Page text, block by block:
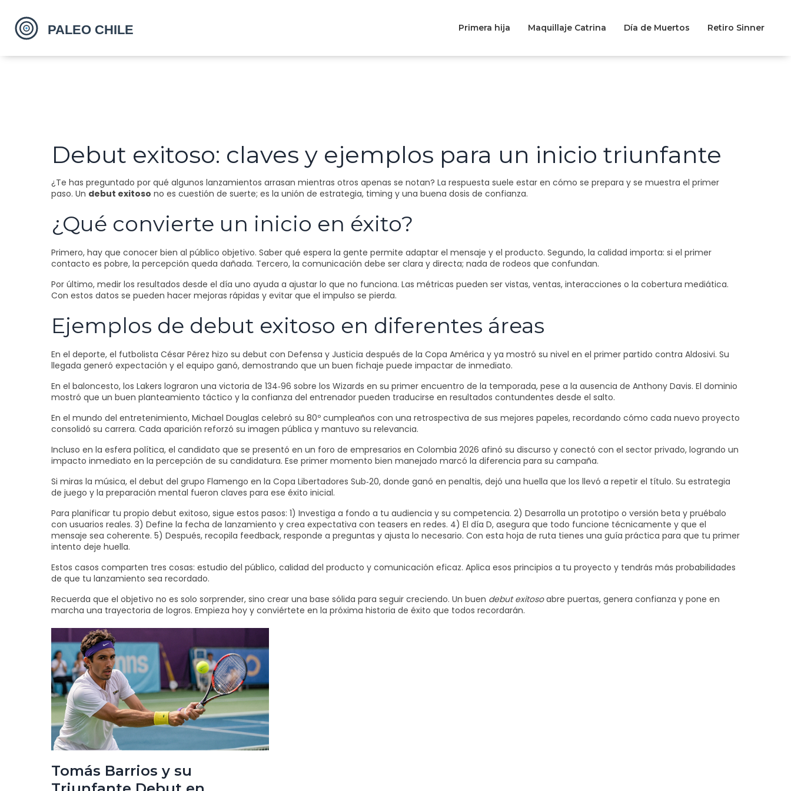
Primera hija Maquillaje Catrina Día de Muertos Retiro Sinner
Debut exitoso: claves y ejemplos para un inicio triunfante
¿Te has preguntado por qué algunos lanzamientos arrasan mientras otros apenas se notan? La respuesta suele estar en cómo se prepara y se muestra el primer
paso. Un debut exitoso no es cuestión de suerte; es la unión de estrategia, timing y una buena dosis de confianza.
¿Qué convierte un inicio en éxito?
Primero, hay que conocer bien al público objetivo. Saber qué espera la gente permite adaptar el mensaje y el producto. Segundo, la calidad importa: si el primer
contacto es pobre, la percepción queda dañada. Tercero, la comunicación debe ser clara y directa; nada de rodeos que confundan.
Por último, medir los resultados desde el día uno ayuda a ajustar lo que no funciona. Las métricas pueden ser vistas, ventas, interacciones o la cobertura mediática.
Con estos datos se pueden hacer mejoras rápidas y evitar que el impulso se pierda.
Ejemplos de debut exitoso en diferentes áreas
En el deporte, el futbolista César Pérez hizo su debut con Defensa y Justicia después de la Copa América y ya mostró su nivel en el primer partido contra Aldosivi. Su
llegada generó expectación y el equipo ganó, demostrando que un buen fichaje puede impactar de inmediato.
En el baloncesto, los Lakers lograron una victoria de 134‑96 sobre los Wizards en su primer encuentro de la temporada, pese a la ausencia de Anthony Davis. El dominio
mostró que un buen planteamiento táctico y la confianza del entrenador pueden traducirse en resultados contundentes desde el salto.
En el mundo del entretenimiento, Michael Douglas celebró su 80º cumpleaños con una retrospectiva de sus mejores papeles, recordando cómo cada nuevo proyecto
consolidó su carrera. Cada aparición reforzó su imagen pública y mantuvo su relevancia.
Incluso en la esfera política, el candidato que se presentó en un foro de empresarios en Colombia 2026 afinó su discurso y conectó con el sector privado, logrando un
impacto inmediato en la percepción de su candidatura. Ese primer momento bien manejado marcó la diferencia para su campaña.
Si miras la música, el debut del grupo Flamengo en la Copa Libertadores Sub‑20, donde ganó en penaltis, dejó una huella que los llevó a repetir el título. Su estrategia
de juego y la preparación mental fueron claves para ese éxito inicial.
Para planificar tu propio debut exitoso, sigue estos pasos: 1) Investiga a fondo a tu audiencia y su competencia. 2) Desarrolla un prototipo o versión beta y pruébalo
con usuarios reales. 3) Define la fecha de lanzamiento y crea expectativa con teasers en redes. 4) El día D, asegura que todo funcione técnicamente y que el
mensaje sea coherente. 5) Después, recopila feedback, responde a preguntas y ajusta lo necesario. Con esta hoja de ruta tienes una guía práctica para que tu primer
intento deje huella.
Estos casos comparten tres cosas: estudio del público, calidad del producto y comunicación eficaz. Aplica esos principios a tu proyecto y tendrás más probabilidades
de que tu lanzamiento sea recordado.
Recuerda que el objetivo no es solo sorprender, sino crear una base sólida para seguir creciendo. Un buen debut exitosoabre puertas, genera confianza y pone en
marcha una trayectoria de logros. Empieza hoy y conviértete en la próxima historia de éxito que todos recordarán.
Tomás Barrios y su